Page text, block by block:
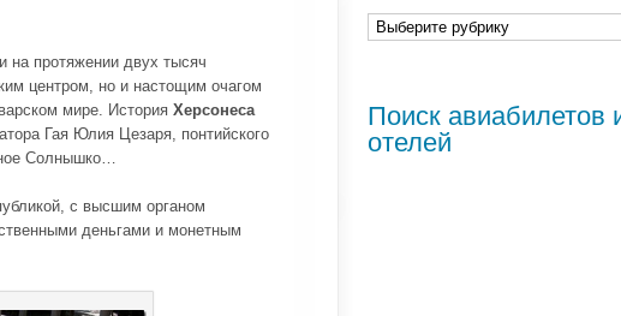
на протяжении двух тысяч
центром, но и настощим очагом
мире. История Херсонеса
Гая Юлия Цезаря, понтийского
Солнышко…
с высшим органом
деньгами и монетным
Поиск авиабилетов
отелей